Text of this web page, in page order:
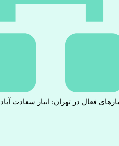
فعال در تهران: انبار سعادت آباد